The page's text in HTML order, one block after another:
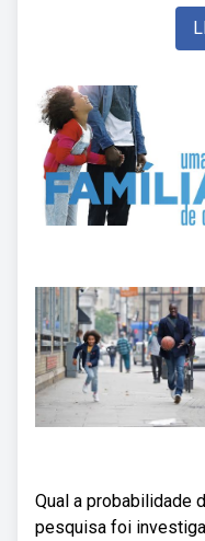
Qual a probabilidade
pesquisa foi